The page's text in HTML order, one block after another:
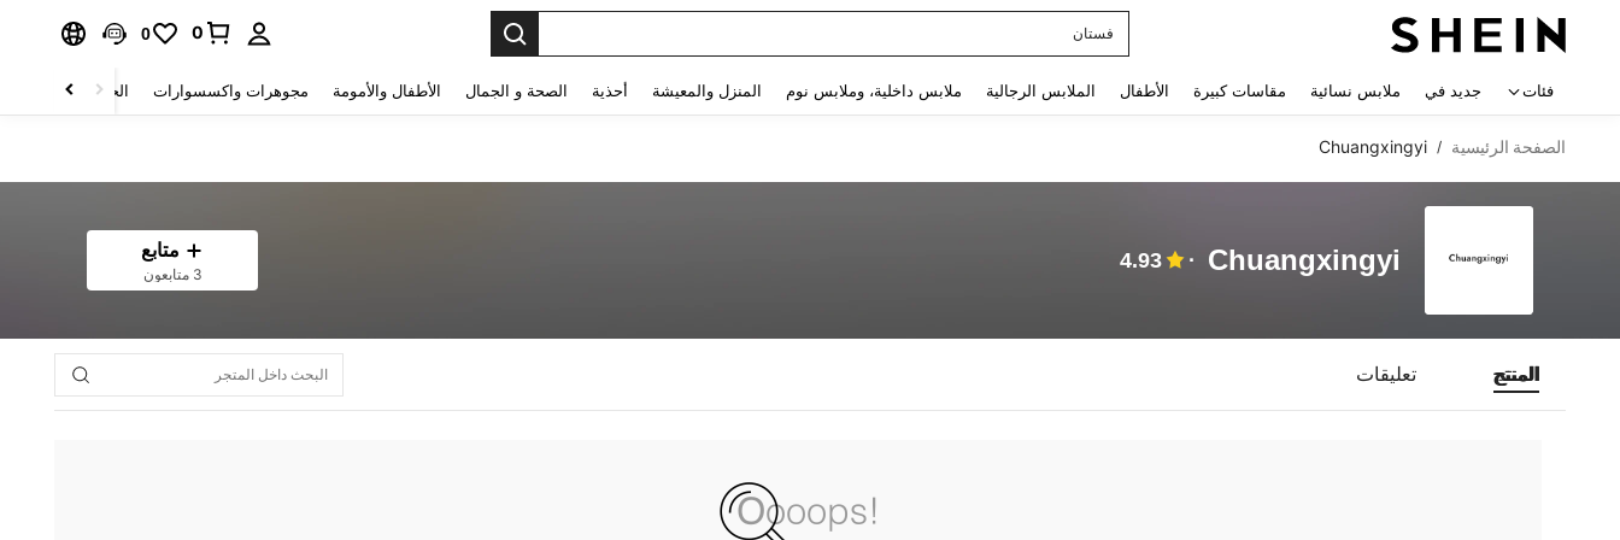
فستان
0
0
فئات جديد في ملابس نسائية مقاسات كبيرة الأطفال الملابس الرجالية ملابس داخلية، وملابس نوم المنزل والمعيشة أحذية الصحة و الجمال الأطفال والأمومة مجوهرات واكسسوارات الحقائب والأمتعة
الصفحة الرئيسية /
Chuangxingyi
Chuangxingyi
4.93 متابع
3 متابعون
المنتج تعليقات